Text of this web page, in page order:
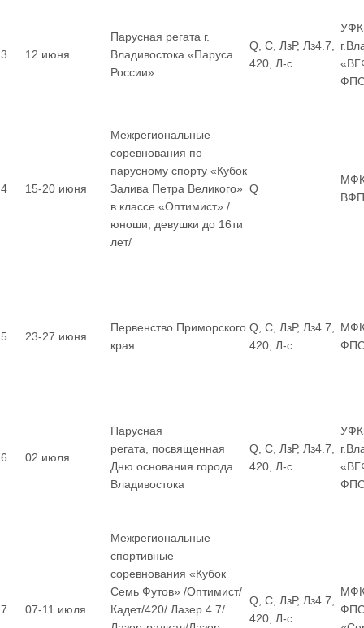
3 12 июня
Парусная регата г.
Владивостока «Паруса
России»
Q, С, ЛзР, Лз4.7,
420, Л-с
4 15-20 июня
Межрегиональные
соревнования по
парусному спорту «Кубок
Залива Петра Великого»
в классе «Оптимист» /
юноши, девушки до 16ти
лет/
Q
5 23-27 июня
Первенство Приморского
края
Q, С, ЛзР, Лз4.7,
420, Л-с
6 02 июля
Парусная
регата, посвященная
Дню основания города
Владивостока
Q, С, ЛзР, Лз4.7,
420, Л-с
7 07-11 июля
Межрегиональные
спортивные
соревнования «Кубок
Семь Футов» /Оптимист/
Кадет/420/ Лазер 4.7/
Q, С, ЛзР, Лз4.7,
420, Л-с